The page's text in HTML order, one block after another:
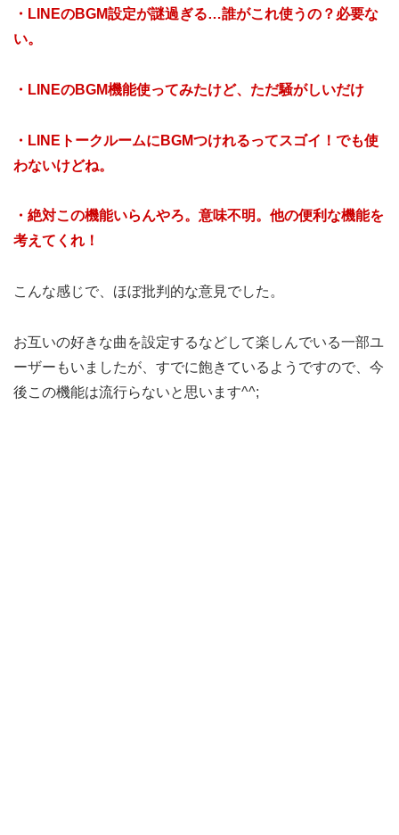
・LINEのBGM設定が謎過ぎる…誰がこれ使うの？必要な
い。
・LINEのBGM機能使ってみたけど、ただ騒がしいだけ
・LINEトークルームにBGMつけれるってスゴイ！でも使
わないけどね。
・絶対この機能いらんやろ。意味不明。他の便利な機能を
考えてくれ！
こんな感じで、ほぼ批判的な意見でした。
お互いの好きな曲を設定するなどして楽しんでいる一部ユ
ーザーもいましたが、すでに飽きているようですので、今
後この機能は流行らないと思います^^;